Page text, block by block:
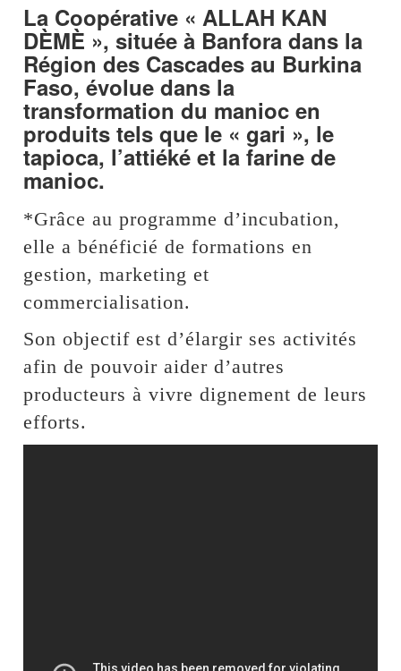
La Coopérative « ALLAH KAN
DÈMÈ », située à Banfora dans la
Région des Cascades au Burkina
Faso, évolue dans la
transformation du manioc en
produits tels que le « gari », le
tapioca, l’attiéké et la farine de
manioc.
*Grâce au programme d’incubation,
elle a bénéficié de formations en
gestion, marketing et
commercialisation.
Son objectif est d’élargir ses activités
afin de pouvoir aider d’autres
producteurs à vivre dignement de leurs
efforts.